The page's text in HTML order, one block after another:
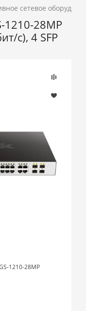
сетевое
1210-28MP
с), 4 SFP
1210-28MP